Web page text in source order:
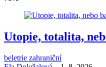
Utopie, totalita,
beletrie zahraniční